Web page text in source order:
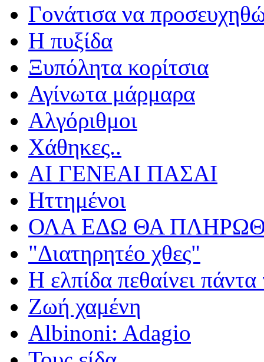
Γονάτισα να
Η πυξίδα
Ξυπόλητα κορίτσια
Αγίνωτα μάρμαρα
Αλγόριθμοι
Χάθηκες..
ΑΙ ΓΕΝΕΑΙ ΠΑΣΑΙ
Ηττημένοι
ΟΛΑ ΕΔΩ ΘΑ
"Διατηρητέο χθες"
Η ελπίδα πεθαίνει πάντα
Ζωή χαμένη
Albinoni: Adagio